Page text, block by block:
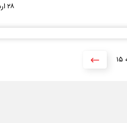
۲۸ اردیبهشت ۱۴۰۵
۱۵